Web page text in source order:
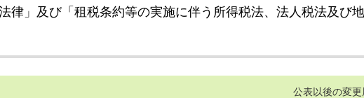
律」及び「租税条約等の実施に伴う所得税法、法人税法及び
公表以後の変更